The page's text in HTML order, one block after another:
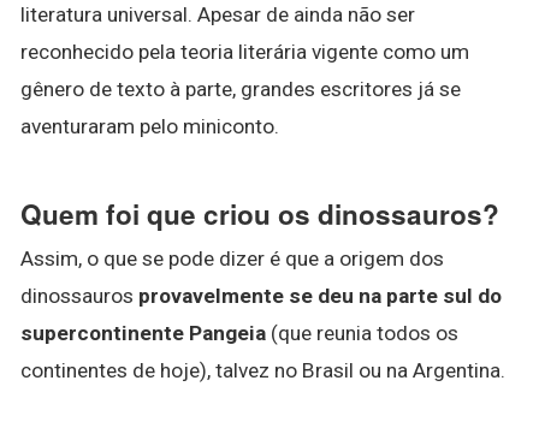
literatura universal. Apesar de ainda não ser
reconhecido pela teoria literária vigente como um
gênero de texto à parte, grandes escritores já se
aventuraram pelo miniconto.
Quem foi que criou os dinossauros?
Assim, o que se pode dizer é que a origem dos
dinossauros provavelmente se deu na parte sul do
supercontinente Pangeia (que reunia todos os
continentes de hoje), talvez no Brasil ou na Argentina.